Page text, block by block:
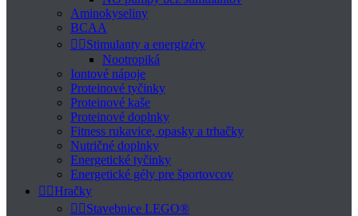
Aminokyseliny
BCAA
 Stimulanty a energizéry
Nootropiká
Iontové nápoje
Proteinové tyčinky
Proteinové kaše
Proteinové doplnky
Fitness rukavice, opasky a trhačky
Nutričné doplnky
Energetické tyčinky
Energetické gély pre športovcov
 Hračky
 Stavebnice LEGO®